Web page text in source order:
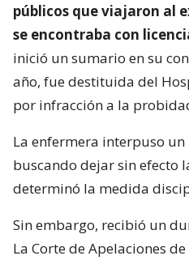
públicos que viajaron al
se encontraba con
inició un sumario en su
año, fue destituida del
por infracción a la
La enfermera interpuso
buscando dejar sin efecto
determinó la medida
Sin embargo, recibió un
La Corte de Apelaciones